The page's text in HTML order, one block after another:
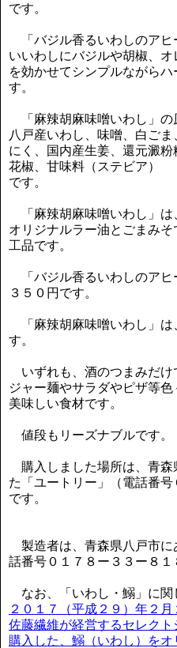
です。
「バジル香るいわしのアヒ
いいわしにバジルや胡椒、
を効かせてシンプルながら
す。
「麻辣胡麻味噌いわし」の
八戸産いわし、味噌、白ご
にく、国内産生姜、還元澱粉
花椒、甘味料（ステビア）
です。
「麻辣胡麻味噌いわし」は
オリジナルラー油とごまみ
工品です。
「バジル香るいわしのアヒ
３５０円です。
「麻辣胡麻味噌いわし」は
す。
いずれも、酒のつまみだけ
ジャー麺やサラダやピザ等
美味しい食材です。
値段もリーズナブルです。
購入しました場所は、青森
た「ユートリー」（電話番号
です。
製造者は、青森県八戸市に
話番号０１７８ー３３ー８１
なお、「いわし・鰯」に関
２０１７（平成２９）年２
佐藤繊維が経営するセレク
購入した、鰯（いわし）を